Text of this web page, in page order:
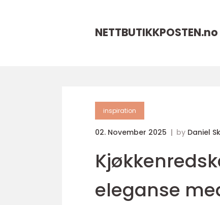
NETTBUTIKKPOSTEN.no
inspiration
02. November 2025 by Daniel
eleganse